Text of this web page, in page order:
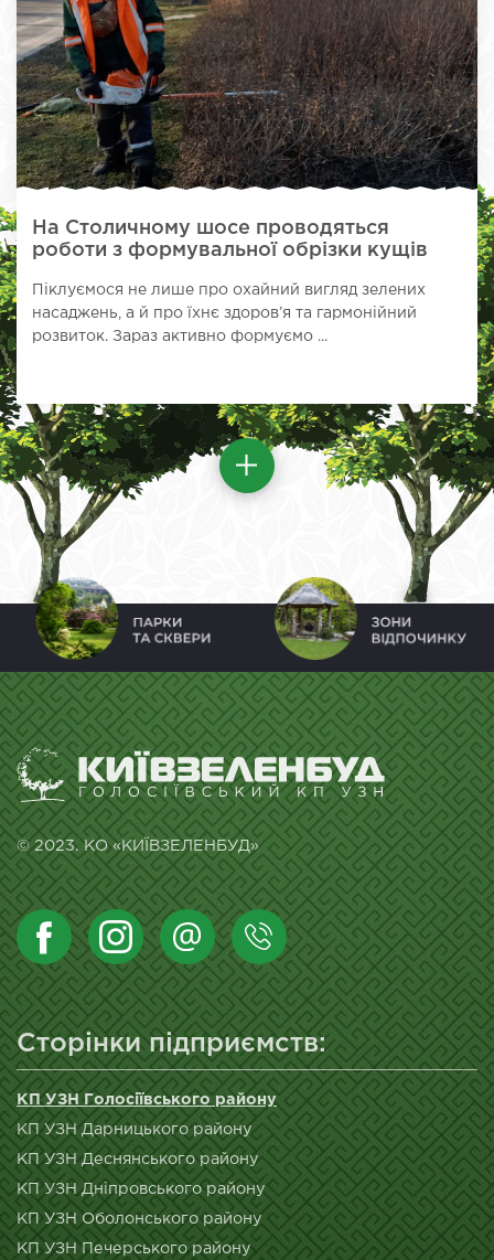
На Столичному шосе проводяться
роботи з формувальної обрізки кущів
Піклуємося не лише про охайний вигляд зелених
насаджень, а й про їхнє здоров’я та гармонійний
розвиток. Зараз активно формуємо ...
© 2023. КО «КИЇВЗЕЛЕНБУД»
Сторінки підприємств:
КП УЗН Голосіївського району
КП УЗН Дарницького району
КП УЗН Деснянського району
КП УЗН Дніпровського району
КП УЗН Оболонського району
КП УЗН Печерського району